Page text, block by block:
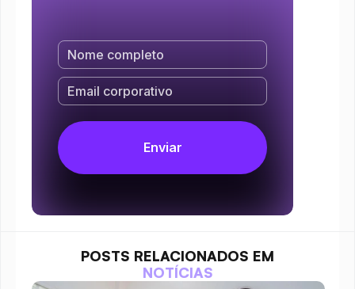
POSTS RELACIONADOS EM
NOTÍCIAS